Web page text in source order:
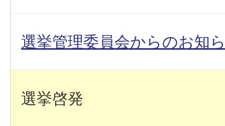
選挙管理委員会からのお知
選挙啓発